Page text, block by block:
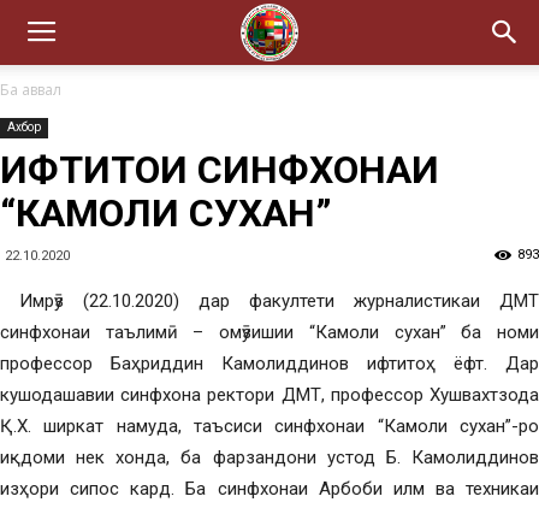
Ба аввал
Ахбор
ИФТИТОҲИ СИНФХОНАИ
“КАМОЛИ СУХАН”
22.10.2020 893
Имрӯз (22.10.2020) дар факултети журналистикаи ДМТ
синфхонаи таълимӣ – омӯзишии “Камоли сухан” ба номи
профессор Баҳриддин Камолиддинов ифтитоҳ ёфт. Дар
кушодашавии синфхона ректори ДМТ, профессор Хушвахтзода
Қ.Х. ширкат намуда, таъсиси синфхонаи “Камоли сухан”-ро
иқдоми нек хонда, ба фарзандони устод Б. Камолиддинов
изҳори сипос кард. Ба синфхонаи Арбоби илм ва техникаи